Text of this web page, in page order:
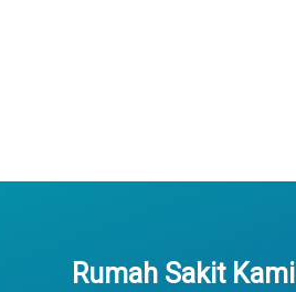
Rumah Sakit Kami